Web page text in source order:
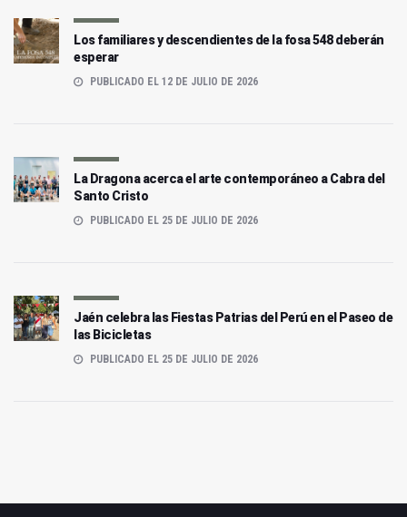
Los familiares y descendientes de la fosa 548 deberán
esperar
PUBLICADO EL 12 DE JULIO DE 2026
La Dragona acerca el arte contemporáneo a Cabra del
Santo Cristo
PUBLICADO EL 25 DE JULIO DE 2026
Jaén celebra las Fiestas Patrias del Perú en el Paseo de
las Bicicletas
PUBLICADO EL 25 DE JULIO DE 2026